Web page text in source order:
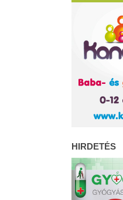
HIRDETÉS